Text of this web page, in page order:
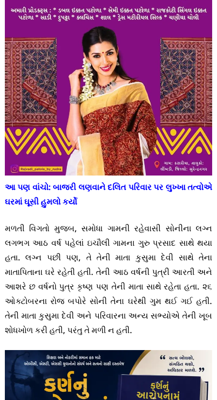
આ પણ વાંચો:બાજરી લણવાને દલિત પરિવાર પર લુખ્ખા તત્વોએ
ઘરમાં ઘૂસી હુમલો કર્યો
મળતી વિગતો મુજબ, સમોધા ગામની રહેવાસી સોનીના લગ્ન
લગભગ આઠ વર્ષ પહેલાં ઇચૌલી ગામના ગુરુ પ્રસાદ સાથે થયા
હતા. લગ્ન પછી પણ, તે તેની માતા કુસુમા દેવી સાથે તેના
માતાપિતાના ઘરે રહેતી હતી. તેની આઠ વર્ષની પુત્રી આરતી અને
આશરે છ વર્ષનો પુત્ર કૃષ્ણ પણ તેની માતા સાથે રહેતા હતા. ૨૬
ઓક્ટોબરના રોજ બપોરે સોની તેના ઘરેથી ગુમ થઈ ગઈ હતી.
તેની માતા કુસુમા દેવી અને પરિવારના અન્ય સભ્યોએ તેની ખૂબ
શોધખોળ કરી હતી, પરંતુ તે મળી ન હતી.